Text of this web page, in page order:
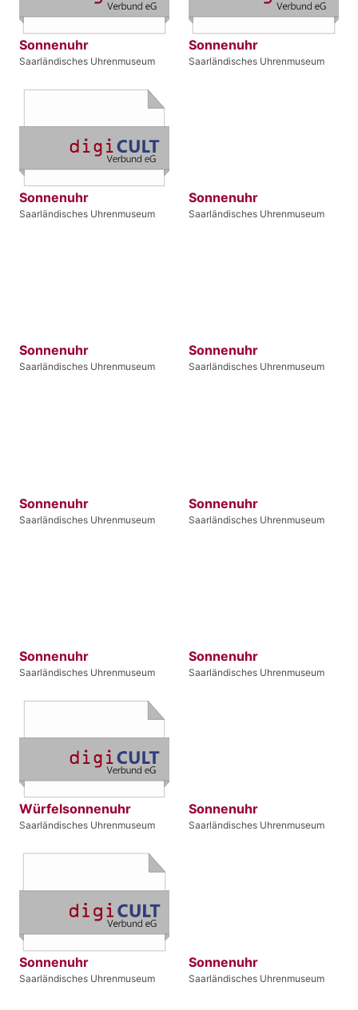
Sonnenuhr
Saarländisches Uhrenmuseum
Sonnenuhr
Saarländisches Uhrenmuseum
Sonnenuhr
Saarländisches Uhrenmuseum
Sonnenuhr
Saarländisches Uhrenmuseum
Sonnenuhr
Saarländisches Uhrenmuseum
Sonnenuhr
Saarländisches Uhrenmuseum
Sonnenuhr
Saarländisches Uhrenmuseum
Sonnenuhr
Saarländisches Uhrenmuseum
Sonnenuhr
Saarländisches Uhrenmuseum
Sonnenuhr
Saarländisches Uhrenmuseum
Würfelsonnenuhr
Saarländisches Uhrenmuseum
Sonnenuhr
Saarländisches Uhrenmuseum
Sonnenuhr
Saarländisches Uhrenmuseum
Sonnenuhr
Saarländisches Uhrenmuseum